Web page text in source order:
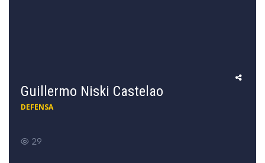
Guillermo Niski Castelao
DEFENSA
29